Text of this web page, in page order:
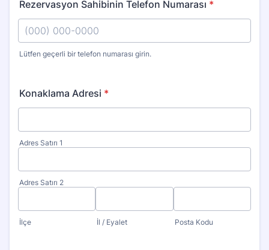
Rezervasyon Sahibinin Telefon Numarası *
Lütfen geçerli bir telefon numarası girin.
Konaklama Adresi *
Adres Satırı 1
Adres Satırı 2
İlçe İl / Eyalet Posta Kodu